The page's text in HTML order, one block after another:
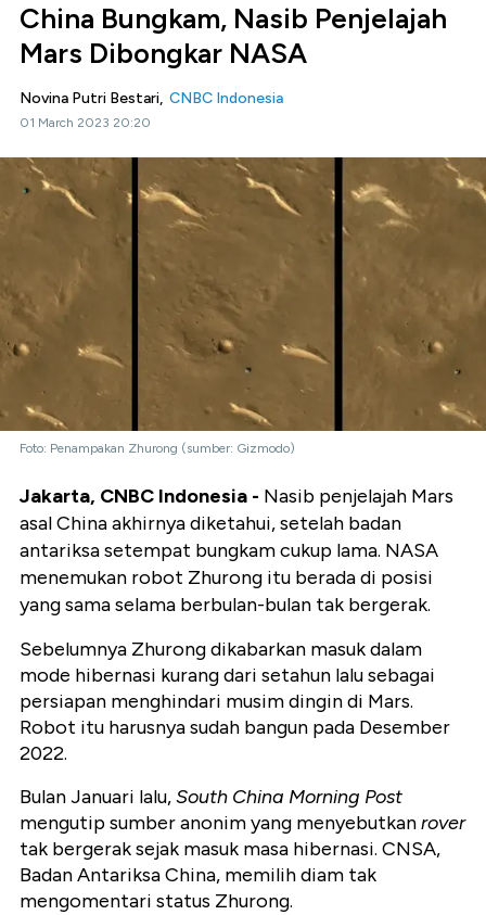
China Bungkam, Nasib Penjelajah
Mars Dibongkar NASA
Novina Putri Bestari, CNBC Indonesia
01 March 2023 20:20
Foto: Penampakan Zhurong (sumber: Gizmodo)
Jakarta, CNBC Indonesia - Nasib penjelajah Mars
asal China akhirnya diketahui, setelah badan
antariksa setempat bungkam cukup lama. NASA
menemukan robot Zhurong itu berada di posisi
yang sama selama berbulan-bulan tak bergerak.
Sebelumnya Zhurong dikabarkan masuk dalam
mode hibernasi kurang dari setahun lalu sebagai
persiapan menghindari musim dingin di Mars.
Robot itu harusnya sudah bangun pada Desember
2022.
Bulan Januari lalu,South China Morning Post
mengutip sumber anonim yang menyebutkanrover
tak bergerak sejak masuk masa hibernasi. CNSA,
Badan Antariksa China, memilih diam tak
mengomentari status Zhurong.